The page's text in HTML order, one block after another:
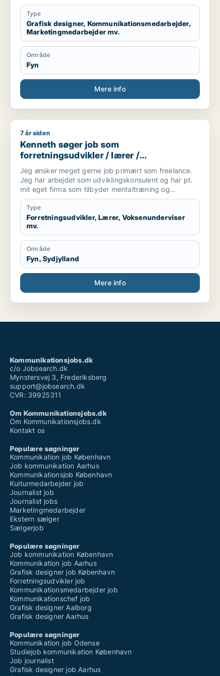
brancher som byggeri, smykker og miljø.
Type
Grafisk designer, Kommunikationsmedarbejder,
Marketingmedarbejder mv.
Område
Fyn
Mere info
Kenneth søger job som forretningsudvikler / lærer /
7 år siden
Kenneth søger job som
forretningsudvikler / lærer /
voksenunderviser / skoleleder /
projektleder
Jeg ønsker meget gerne job primært som freelance.
Jeg har arbejdet som udviklingskonsulent og har pt.
mit eget firma som tilbyder mentaltræning og
coaching. Jeg vil derfor kan arbejde freelance med 5-
25 arbejdstimer ugentligt.
Type
Forretningsudvikler, Lærer, Voksenunderviser
mv.
Område
Fyn, Sydjylland
Mere info
Kommunikationsjobs.dk
c/o Jobsearch.dk
Mynstersvej 3, Frederiksberg
support@jobsearch.dk
CVR: 39925311
Om Kommunikationsjobs.dk
Om Kommunikationsjobs.dk
Kontakt os
Populære søgninger
Kommunikation job København
Job kommunikation Aarhus
Kommunikationsjob København
Kulturmedarbejder job
Journalist job
Journalist jobs
Marketingmedarbejder
Ekstern sælger
Sælgerjob
Populære søgninger
Job kommunikation København
Kommunikation job Aarhus
Grafisk designer job København
Forretningsudvikler job
Kommunikationsmedarbejder job
Kommunikationschef job
Grafisk designer Aalborg
Grafisk designer Aarhus
Populære søgninger
Kommunikation job Odense
Studiejob kommunikation København
Job journalist
Grafisk designer job Aarhus